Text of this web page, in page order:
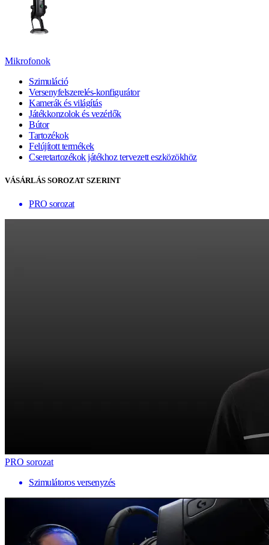
Mikrofonok
Szimuláció
Versenyfelszerelés-konfigurátor
Kamerák és világítás
Játékkonzolok és vezérlők
Bútor
Tartozékok
Felújított termékek
Cseretartozékok játékhoz tervezett eszközökhöz
VÁSÁRLÁS SOROZAT SZERINT
PRO sorozat
PRO sorozat
Szimulátoros versenyzés